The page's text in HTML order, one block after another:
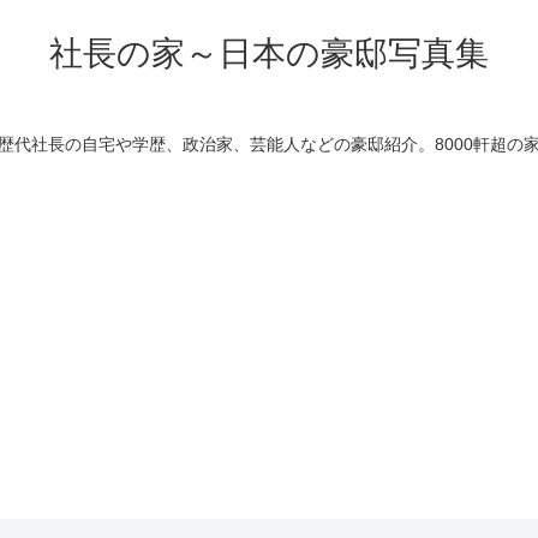
社長の家～日本の豪邸写真集
代社長の自宅や学歴、政治家、芸能人などの豪邸紹介。8000軒超の家